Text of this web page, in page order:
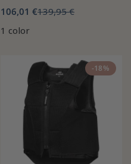
106,01 €139,95 €
1 color
-18%